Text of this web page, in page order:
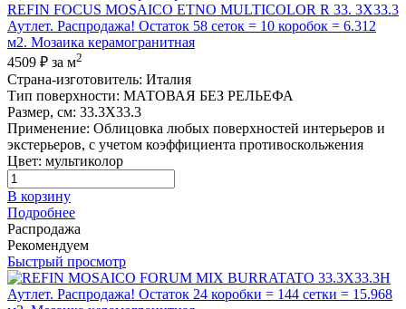
REFIN FOCUS MOSAICO ETNO MULTICOLOR R 33. 3X33.3
Аутлет. Распродажа! Остаток 58 сеток = 10 коробок = 6.312
м2. Мозаика керамогранитная
4509 ₽ за м2
Страна-изготовитель: Италия
Тип поверхности: МАТОВАЯ БЕЗ РЕЛЬЕФА
Размер, см: 33.3X33.3
Применение: Облицовка любых поверхностей интерьеров и
экстерьеров, с учетом коэффициента противоскольжения
Цвет: мультиколор
В корзину
Подробнее
Распродажа
Рекомендуем
Быстрый просмотр